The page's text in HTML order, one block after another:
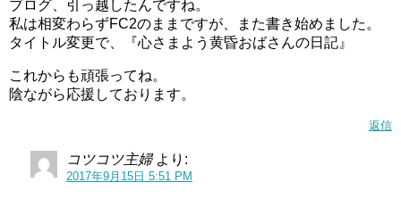
ブログ、引っ越したんですね。
私は相変わらずFC2のままですが、また書き始めました。
タイトル変更で、『心さまよう黄昏おばさんの日記』
これからも頑張ってね。
陰ながら応援しております。
返信
コツコツ主婦 より:
2017年9月15日 5:51 PM